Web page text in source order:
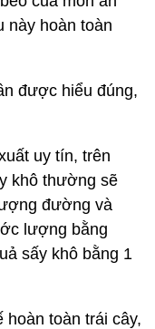
này hoàn toàn
được hiểu đúng,
uy tín, trên
khô thường sẽ
đường và
lượng bằng
sấy khô bằng 1
hoàn toàn trái cây,